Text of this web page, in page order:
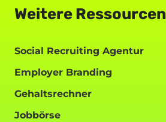
Weitere Ressourcen
Social Recruiting Agentur
Employer Branding
Gehaltsrechner
Jobbörse